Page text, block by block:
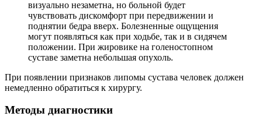
визуально незаметна, но больной будет
чувствовать дискомфорт при передвижении и
поднятии бедра вверх. Болезненные ощущения
могут появляться как при ходьбе, так и в сидячем
положении. При жировике на голеностопном
суставе заметна небольшая опухоль.
При появлении признаков липомы сустава человек должен
немедленно обратиться к хирургу.
Методы диагностики